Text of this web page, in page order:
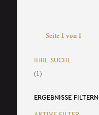
Seite 1 von 1
IHRE SUCHE
(1)
ERGEBNISSE FILTERN